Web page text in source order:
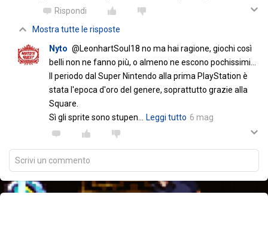
Rispondi
Mostra tutte le risposte
Nyto @LeonhartSoul18 no ma hai ragione, giochi così
belli non ne fanno più, o almeno ne escono pochissimi...
Il periodo dal Super Nintendo alla prima PlayStation è
stata l'epoca d'oro del genere, soprattutto grazie alla
Square.
Sì gli sprite sono stupen
Leggi tutto 6 mag
Scrivi un commento